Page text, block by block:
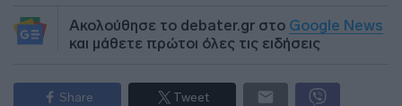
Ακολούθησε το debater.gr στο Google News
και μάθετε πρώτοι όλες τις ειδήσεις
Share Tweet